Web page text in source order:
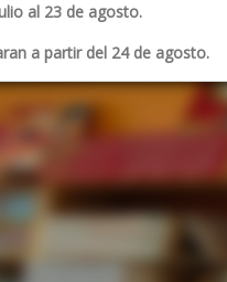
al 23 de agosto.
a partir del 24 de agosto.